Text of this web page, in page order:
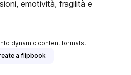
emotività, fragilità e
dynamic content formats.
a flipbook